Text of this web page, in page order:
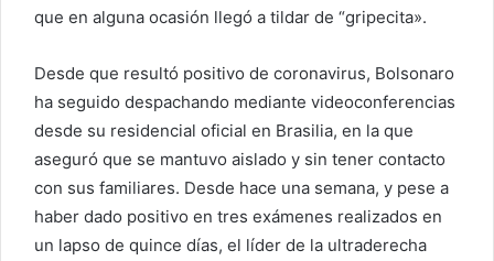
que en alguna ocasión llegó a tildar de “gripecita».
Desde que resultó positivo de coronavirus, Bolsonaro
ha seguido despachando mediante videoconferencias
desde su residencial oficial en Brasilia, en la que
aseguró que se mantuvo aislado y sin tener contacto
con sus familiares. Desde hace una semana, y pese a
haber dado positivo en tres exámenes realizados en
un lapso de quince días, el líder de la ultraderecha